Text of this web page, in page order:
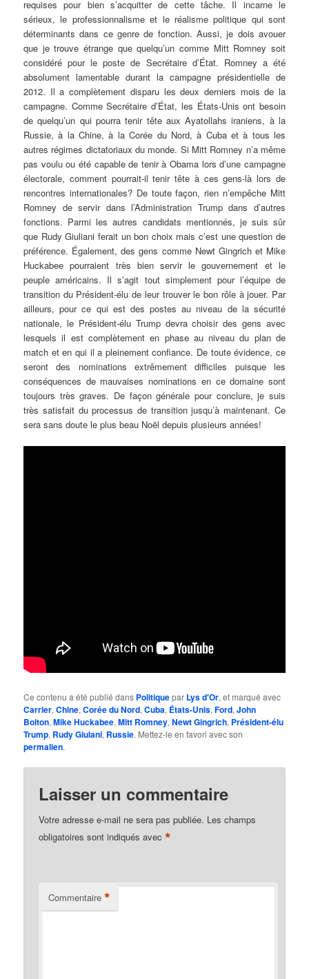
requises pour bien s’acquitter de cette tâche. Il incarne le
sérieux, le professionnalisme et le réalisme politique qui sont
déterminants dans ce genre de fonction. Aussi, je dois avouer
que je trouve étrange que quelqu’un comme Mitt Romney soit
considéré pour le poste de Secrétaire d’État. Romney a été
absolument lamentable durant la campagne présidentielle de
2012. Il a complètement disparu les deux derniers mois de la
campagne. Comme Secrétaire d’État, les États-Unis ont besoin
de quelqu’un qui pourra tenir tête aux Ayatollahs iraniens, à la
Russie, à la Chine, à la Corée du Nord, à Cuba et à tous les
autres régimes dictatoriaux du monde. Si Mitt Romney n’a même
pas voulu ou été capable de tenir à Obama lors d’une campagne
électorale, comment pourrait-il tenir tête à ces gens-là lors de
rencontres internationales? De toute façon, rien n’empêche Mitt
Romney de servir dans l’Administration Trump dans d’autres
fonctions. Parmi les autres candidats mentionnés, je suis sûr
que Rudy Giuliani ferait un bon choix mais c’est une question de
préférence. Également, des gens comme Newt Gingrich et Mike
Huckabee pourraient très bien servir le gouvernement et le
peuple américains. Il s’agit tout simplement pour l’équipe de
transition du Président-élu de leur trouver le bon rôle à jouer. Par
ailleurs, pour ce qui est des postes au niveau de la sécurité
nationale, le Président-élu Trump devra choisir des gens avec
lesquels il est complètement en phase au niveau du plan de
match et en qui il a pleinement confiance. De toute évidence, ce
seront des nominations extrêmement difficiles puisque les
conséquences de mauvaises nominations en ce domaine sont
toujours très graves. De façon générale pour conclure, je suis
très satisfait du processus de transition jusqu’à maintenant. Ce
sera sans doute le plus beau Noël depuis plusieurs années!
Ce contenu a été publié dans Politiquepar Lys d'Or, et marqué avec
Carrier,Chine,Corée du Nord,Cuba, États-Unis,Ford,John
Bolton,Mike Huckabee,Mitt Romney,Newt Gingrich, Président-élu
Trump, Rudy Giulani, Russie. Mettez-le en favori avec son
permalien.
Laisser un commentaire
Votre adresse e-mail ne sera pas publiée. Les champs
obligatoires sont indiqués avec*
Commentaire *